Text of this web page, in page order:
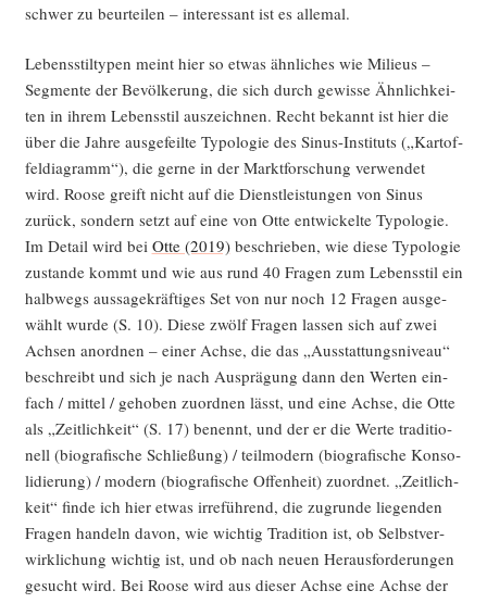
schwer zu beur­tei­len – inter­es­sant ist es allemal.
Lebens­stil­ty­pen meint hier so etwas ähn­li­ches wie Milieus –
Seg­men­te der Bevöl­ke­rung, die sich durch gewis­se Ähn­lich­kei­
ten in ihrem Lebens­stil aus­zeich­nen. Recht bekannt ist hier die
über die Jah­re aus­ge­feil­te Typo­lo­gie des Sinus-Insti­tuts („Kar­tof­
fel­dia­gramm“), die ger­ne in der Markt­for­schung ver­wen­det
wird. Roo­se greift nicht auf die Dienst­leis­tun­gen von Sinus
zurück, son­dern setzt auf eine von Otte ent­wi­ckel­te Typo­lo­gie.
Im Detail wird bei Otte (2019)beschrie­ben, wie die­se Typo­lo­gie
zustan­de kommt und wie aus rund 40 Fra­gen zum Lebens­stil ein
halb­wegs aus­sa­ge­kräf­ti­ges Set von nur noch 12 Fra­gen aus­ge­
wählt wur­de (S. 10). Die­se zwölf Fra­gen las­sen sich auf zwei
Ach­sen anord­nen – einer Ach­se, die das „Aus­stat­tungs­ni­veau“
beschreibt und sich je nach Aus­prä­gung dann den Wer­ten ein­
fach / mit­tel / geho­ben zuord­nen lässt, und eine Ach­se, die Otte
als „Zeit­lich­keit“ (S. 17) benennt, und der er die Wer­te tra­di­tio­
nell (bio­gra­fi­sche Schlie­ßung) / teil­mo­dern (bio­gra­fi­sche Kon­so­
li­die­rung) / modern (bio­gra­fi­sche Offen­heit) zuord­net. „Zeit­lich­
keit“ fin­de ich hier etwas irre­füh­rend, die zugrun­de lie­gen­den
Fra­gen han­deln davon, wie wich­tig Tra­di­ti­on ist, ob Selbst­ver­
wirk­li­chung wich­tig ist, und ob nach neu­en Her­aus­for­de­run­gen
gesucht wird. Bei Roo­se wird aus die­ser Ach­se eine Ach­se der